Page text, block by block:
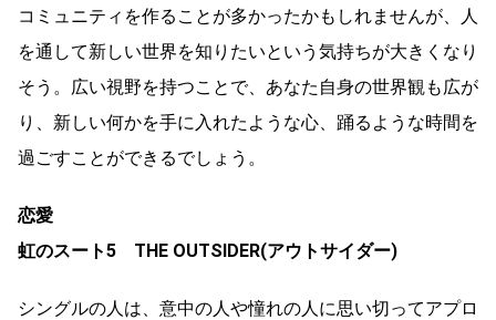
コミュニティを作ることが多かったかもしれませんが、人
を通して新しい世界を知りたいという気持ちが大きくなり
そう。広い視野を持つことで、あなた自身の世界観も広が
り、新しい何かを手に入れたような心、踊るような時間を
過ごすことができるでしょう。
恋愛
虹のスート5 THE OUTSIDER(アウトサイダー)
シングルの人は、意中の人や憧れの人に思い切ってアプロ